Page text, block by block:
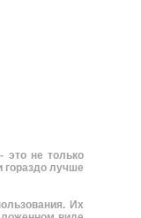
это не только
гораздо лучше
Их